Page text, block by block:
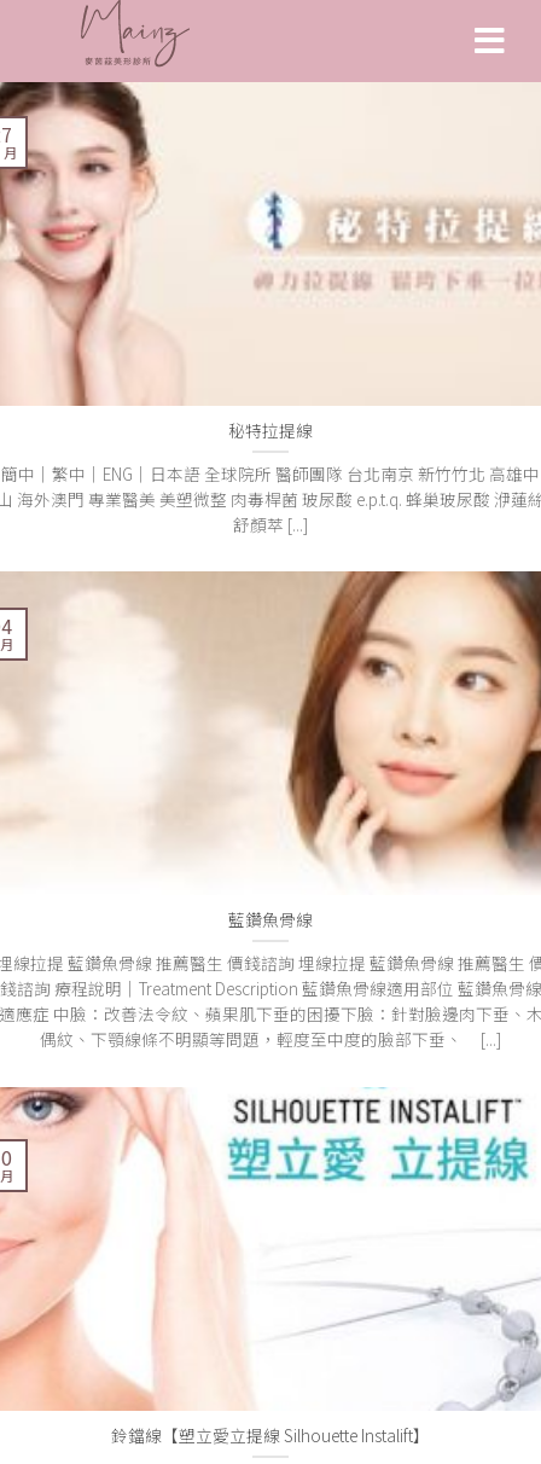
秘特拉提線
簡中｜繁中｜ENG｜日本語 全球院所 醫師團隊 台北南京 新竹竹北 高雄中
海外澳門 專業醫美 美塑微整 肉毒桿菌 玻尿酸 e.p.t.q. 蜂巢玻尿酸 洢蓮
舒顏萃 [...]
藍鑽魚骨線
線拉提 藍鑽魚骨線 推薦醫生 價錢諮詢 埋線拉提 藍鑽魚骨線 推薦醫生
錢諮詢 療程說明｜Treatment Description 藍鑽魚骨線適用部位 藍鑽魚骨線
應症 中臉：改善法令紋、蘋果肌下垂的困擾下臉：針對臉邊肉下垂、
偶紋、下顎線條不明顯等問題，輕度至中度的臉部下垂、 [...]
鈴鐺線【塑立愛立提線 Silhouette Instalift】